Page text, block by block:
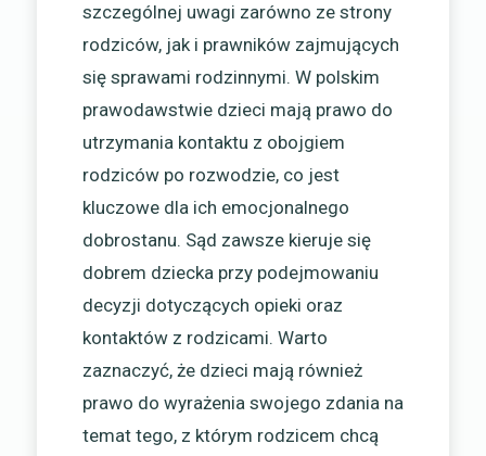
szczególnej uwagi zarówno ze strony
rodziców, jak i prawników zajmujących
się sprawami rodzinnymi. W polskim
prawodawstwie dzieci mają prawo do
utrzymania kontaktu z obojgiem
rodziców po rozwodzie, co jest
kluczowe dla ich emocjonalnego
dobrostanu. Sąd zawsze kieruje się
dobrem dziecka przy podejmowaniu
decyzji dotyczących opieki oraz
kontaktów z rodzicami. Warto
zaznaczyć, że dzieci mają również
prawo do wyrażenia swojego zdania na
temat tego, z którym rodzicem chcą